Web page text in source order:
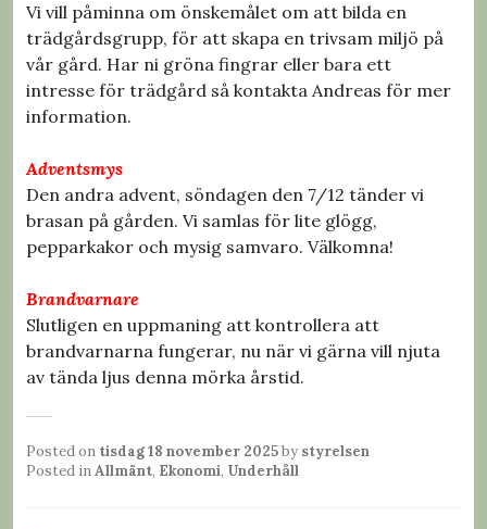
Vi vill påminna om önskemålet om att bilda en
trädgårdsgrupp, för att skapa en trivsam miljö på
vår gård. Har ni gröna fingrar eller bara ett
intresse för trädgård så kontakta Andreas för mer
information.
Adventsmys
Den andra advent, söndagen den 7/12 tänder vi
brasan på gården. Vi samlas för lite glögg,
pepparkakor och mysig samvaro. Välkomna!
Brandvarnare
Slutligen en uppmaning att kontrollera att
brandvarnarna fungerar, nu när vi gärna vill njuta
av tända ljus denna mörka årstid.
Posted on tisdag 18 november 2025by styrelsen
Posted inAllmänt, Ekonomi, Underhåll